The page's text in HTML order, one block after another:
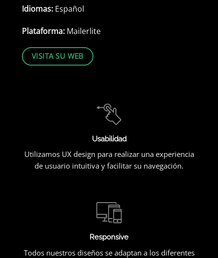
Idiomas: Español
Plataforma: Mailerlite
VISITA SU WEB
Usabilidad
Utilizamos UX design para realizar una experiencia
de usuario intuitiva y facilitar su navegación.
Responsive
Todos nuestros diseños se adaptan a los diferentes